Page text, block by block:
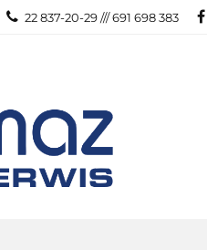
22 837-20-29 /// 691 698 383